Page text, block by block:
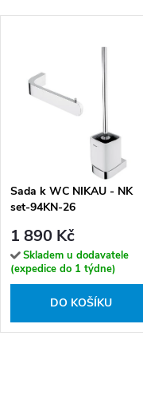
Sada k WC NIKAU - NK
set-94KN-26
1 890 Kč
Skladem u dodavatele
(expedice do 1 týdne)
DO KOŠÍKU